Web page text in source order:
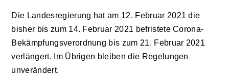
Die Landesregierung hat am 12. Februar 2021 die
bisher bis zum 14. Februar 2021 befristete Corona-
Bekämpfungsverordnung bis zum 21. Februar 2021
verlängert. Im Übrigen bleiben die Regelungen
unverändert.